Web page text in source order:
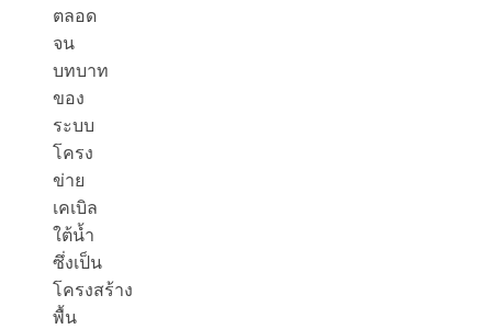
ตลอด
จน
บทบาท
ของ
ระบบ
โครง
ข่าย
เคเบิล
ใต้น้ำ
ซึ่งเป็น
โครงสร้าง
พื้น